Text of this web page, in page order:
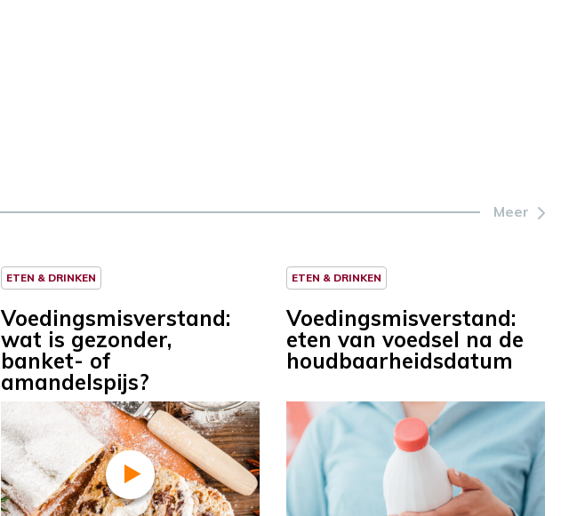
Meer
ETEN & DRINKEN
Voedingsmisverstand:
wat is gezonder,
banket- of
amandelspijs?
ETEN & DRINKEN
Voedingsmisverstand:
eten van voedsel na de
houdbaarheidsdatum